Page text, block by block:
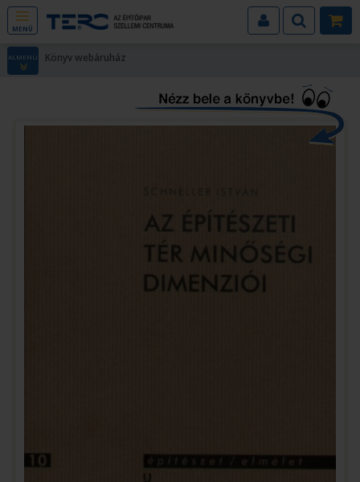
MENÜ
ALMENÜ Könyv webáruház